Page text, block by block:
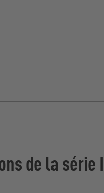
de la série